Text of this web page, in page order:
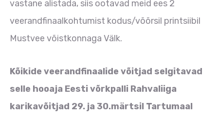
vastane alistada, siis ootavad meid ees 2
veerandfinaalkohtumist kodus/võõrsil printsiibil
Mustvee võistkonnaga Välk.
Kõikide veerandfinaalide võitjad selgitavad
selle hooaja Eesti võrkpalli Rahvaliiga
karikavõitjad 29. ja 30.märtsil Tartumaal